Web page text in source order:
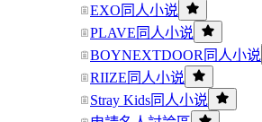
EXO同人小说
PLAVE同人小说
BOYNEXTDOOR同人小说
RIIZE同人小说
Stray Kids同人小说